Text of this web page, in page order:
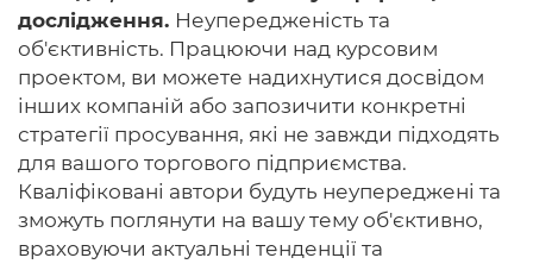
дослідження. Неупередженість та
об'єктивність. Працюючи над курсовим
проектом, ви можете надихнутися досвідом
інших компаній або запозичити конкретні
стратегії просування, які не завжди підходять
для вашого торгового підприємства.
Кваліфіковані автори будуть неупереджені та
зможуть поглянути на вашу тему об'єктивно,
враховуючи актуальні тенденції та